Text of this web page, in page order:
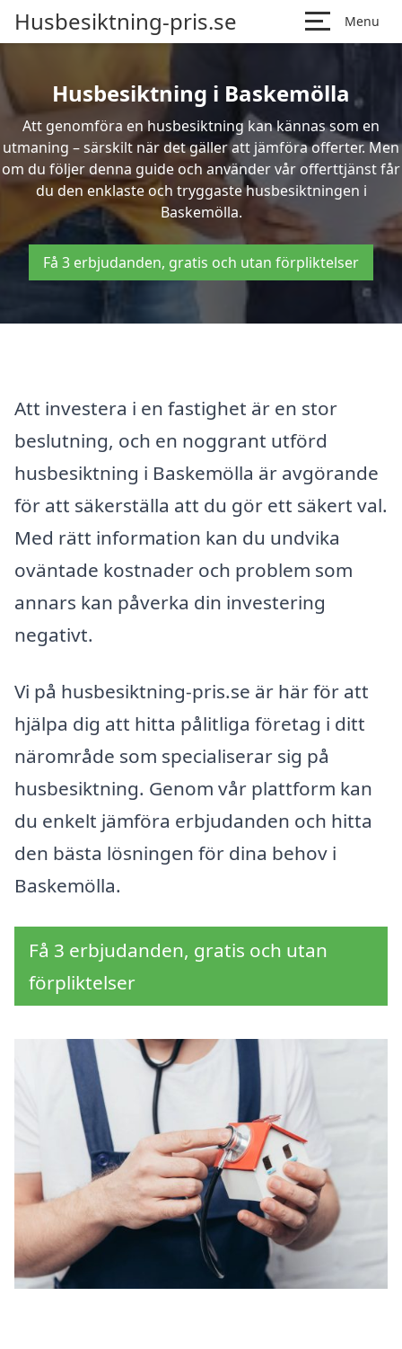
Husbesiktning-pris.se Menu
Husbesiktning i Baskemölla
Att genomföra en husbesiktning kan kännas som en
utmaning – särskilt när det gäller att jämföra offerter. Men
om du följer denna guide och använder vår offerttjänst får
du den enklaste och tryggaste husbesiktningen i
Baskemölla.
Få 3 erbjudanden, gratis och utan förpliktelser
Att investera i en fastighet är en stor
beslutning, och en noggrant utförd
husbesiktning i Baskemölla är avgörande
för att säkerställa att du gör ett säkert val.
Med rätt information kan du undvika
oväntade kostnader och problem som
annars kan påverka din investering
negativt.
Vi på husbesiktning-pris.se är här för att
hjälpa dig att hitta pålitliga företag i ditt
närområde som specialiserar sig på
husbesiktning. Genom vår plattform kan
du enkelt jämföra erbjudanden och hitta
den bästa lösningen för dina behov i
Baskemölla.
Få 3 erbjudanden, gratis och utan
förpliktelser